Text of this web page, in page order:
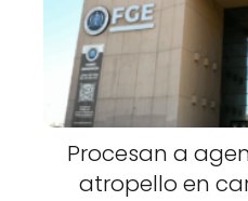
Procesan a
atropello en